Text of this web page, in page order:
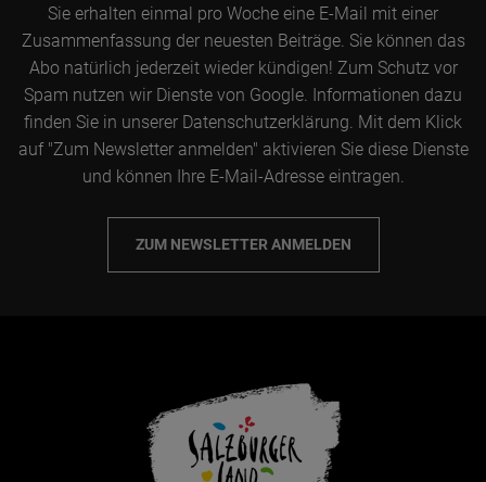
Sie erhalten einmal pro Woche eine E-Mail mit einer
Zusammenfassung der neuesten Beiträge. Sie können das
Abo natürlich jederzeit wieder kündigen! Zum Schutz vor
Spam nutzen wir Dienste von Google. Informationen dazu
finden Sie in unserer Datenschutzerklärung. Mit dem Klick
auf "Zum Newsletter anmelden" aktivieren Sie diese Dienste
und können Ihre E-Mail-Adresse eintragen.
ZUM NEWSLETTER ANMELDEN